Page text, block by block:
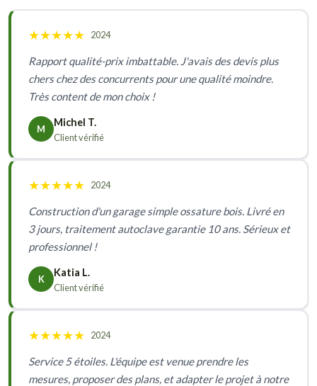
★★★★★ 2024
Rapport qualité-prix imbattable. J'avais des devis plus
chers chez des concurrents pour une qualité moindre.
Très content de mon choix !
M
Michel T.
Client vérifié
★★★★★ 2024
Construction d'un garage simple ossature bois. Livré en
3 jours, traitement autoclave garantie 10 ans. Sérieux et
professionnel !
K
Katia L.
Client vérifié
★★★★★ 2024
Service 5 étoiles. L'équipe est venue prendre les
mesures, proposer des plans, et adapter le projet à notre